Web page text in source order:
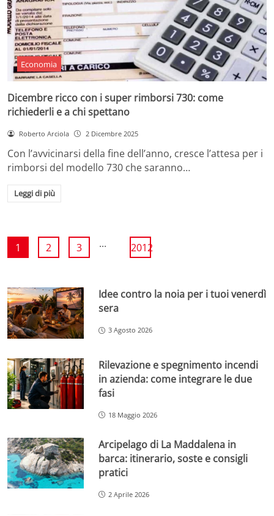
Economia
Dicembre ricco con i super rimborsi 730: come
richiederli e a chi spettano
Roberto Arciola 2 Dicembre 2025
Con l’avvicinarsi della fine dell’anno, cresce l’attesa per i
rimborsi del modello 730 che saranno…
Leggi di più
1 2 3 ... 2012
Idee contro la noia per i tuoi venerdì
sera
3 Agosto 2026
Rilevazione e spegnimento incendi
in azienda: come integrare le due
fasi
18 Maggio 2026
Arcipelago di La Maddalena in
barca: itinerario, soste e consigli
pratici
2 Aprile 2026